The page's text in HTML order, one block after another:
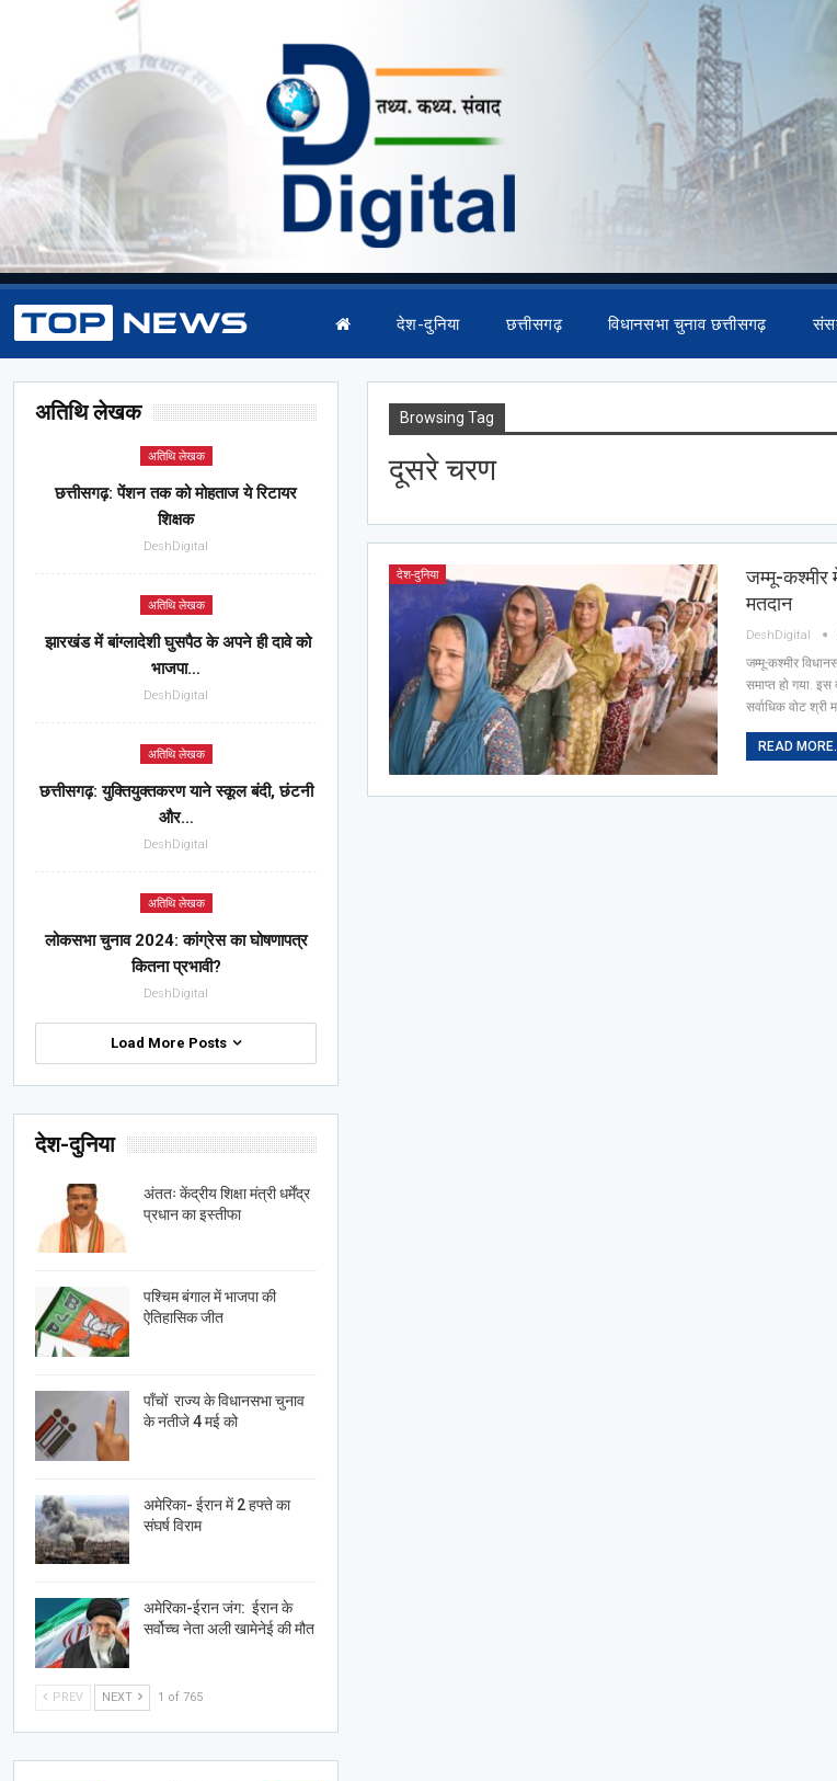
देश-दुनिया छत्तीसगढ़ विधानसभा चुनाव छत्तीसगढ़
Browsing Tag
दूसरे चरण
देश-दुनिया
जम्मू-कश्मीर
मतदान
DeshDigital
जम्मू-कश्मीर
समाप्त हो गया.
सर्वाधिक वोट श्री
READ
अतिथि लेखक
अतिथि लेखक
छत्तीसगढ़: पेंशन तक को मोहताज ये रिटायर
शिक्षक
DeshDigital
अतिथि लेखक
झारखंड में बांग्लादेशी घुसपैठ के अपने ही दावे को
भाजपा…
DeshDigital
अतिथि लेखक
छत्तीसगढ़: युक्तियुक्तकरण याने स्कूल बंदी, छंटनी
और…
DeshDigital
अतिथि लेखक
लोकसभा चुनाव 2024: कांग्रेस का घोषणापत्र
कितना प्रभावी?
DeshDigital
Load More Posts
देश-दुनिया
अंततः केंद्रीय शिक्षा मंत्री धर्मेंद्र
प्रधान का इस्तीफा
पश्चिम बंगाल में भाजपा की
ऐतिहासिक जीत
पाँचों राज्य के विधानसभा चुनाव
के नतीजे 4 मई को
अमेरिका- ईरान में 2 हफ्ते का
संघर्ष विराम
अमेरिका-ईरान जंग: ईरान के
सर्वोच्च नेता अली खामेनेई की मौत
PREV NEXT 1 of 765